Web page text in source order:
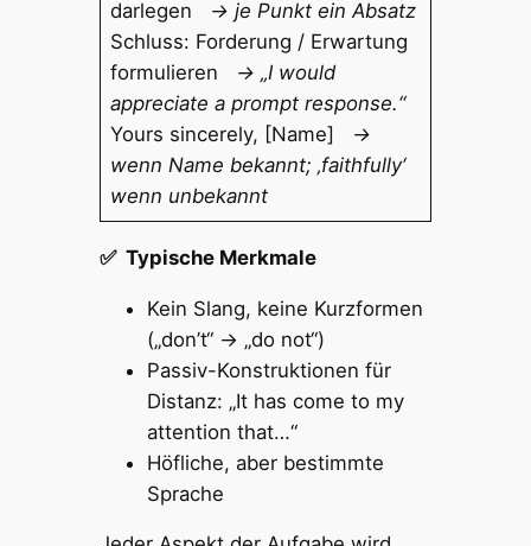
darlegen → je Punkt ein Absatz
Schluss: Forderung / Erwartung
formulieren → „I would
appreciate a prompt response.“
Yours sincerely, [Name]
→
wenn Name bekannt; ‚faithfully‘
wenn unbekannt
✅ Typische Merkmale
Kein Slang, keine Kurzformen
(„don’t“ → „do not“)
Passiv-Konstruktionen für
Distanz: „It has come to my
attention that…“
Höfliche, aber bestimmte
Sprache